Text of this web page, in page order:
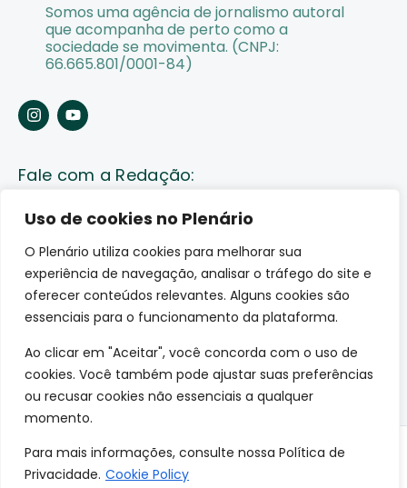
Uso de cookies no Plenário
O Plenário utiliza cookies para melhorar sua
experiência de navegação, analisar o tráfego do site e
oferecer conteúdos relevantes. Alguns cookies são
essenciais para o funcionamento da plataforma.
Ao clicar em "Aceitar", você concorda com o uso de
cookies. Você também pode ajustar suas preferências
ou recusar cookies não essenciais a qualquer
momento.
Para mais informações, consulte nossa Política de
Privacidade. Cookie Policy
Somos uma agência de jornalismo autoral
que acompanha de perto como a
sociedade se movimenta. (CNPJ:
66.665.801/0001-84)
Fale com a Redação:
Enviar pauta
Fale conosco
Av. Lauro Sodré, 1259. Olaria – Porto Velho (RO)
CEP: 76801-289
© 2026 O Plenário. Todos os direitos reservados.
Site desenvolvido por: